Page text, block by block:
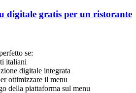
digitale gratis per un ristorante
se:
italiani
digitale integrata
ottimizzare il menu
della piattaforma sul menu